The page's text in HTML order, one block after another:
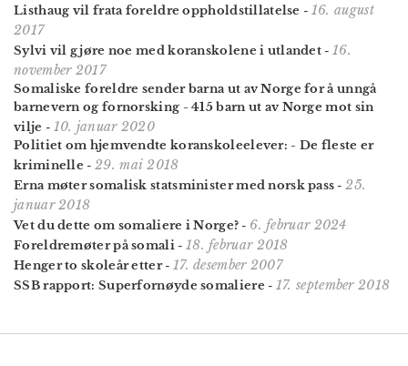
Listhaug vil frata foreldre oppholdstillatelse - 16. august
2017
Sylvi vil gjøre noe med koranskolene i utlandet -16.
november 2017
Somaliske foreldre sender barna ut av Norge for å unngå
barnevern og fornorsking - 415 barn ut av Norge mot sin
vilje - 10. januar 2020
Politiet om hjemvendte koranskoleelever: - De fleste er
kriminelle - 29. mai 2018
Erna møter somalisk statsminister med norsk pass -25.
januar 2018
Vet du dette om somaliere i Norge? - 6. februar 2024
Foreldremøter på somali- 18. februar 2018
Henger to skoleår etter- 17. desember 2007
SSB rapport: Superfornøyde somaliere - 17. september 2018